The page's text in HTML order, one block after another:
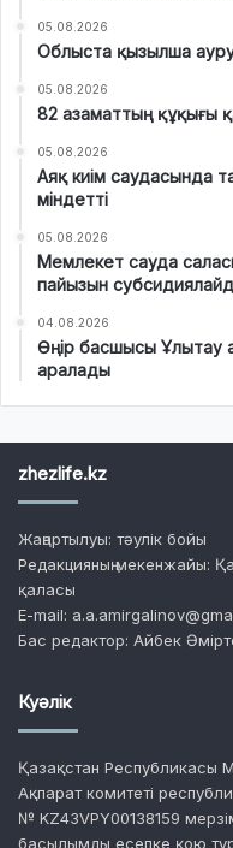
05.08.2026
Облыста қызылша
05.08.2026
82 азаматтың құқығы
05.08.2026
Аяқ киім саудасында
міндетті
05.08.2026
Мемлекет сауда
пайызын
04.08.2026
Өңір басшысы Ұлытау
аралады
zhezlife.kz
Жаңартылуы: тәулік бойы
Редакцияның мекенжайы:
қаласы
E-mail:
Бас редактор: Айбек
Куәлік
Қазақстан Республикасы
Ақпарат комитеті
№ KZ43VPY00138159
басылымды есепке қою